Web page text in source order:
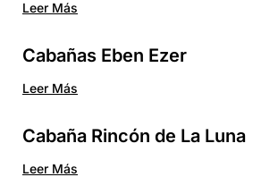
Leer Más
Cabañas Eben Ezer
Leer Más
Cabaña Rincón de La Luna
Leer Más